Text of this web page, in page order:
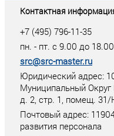
Контактная
+7 (495) 796-11-35
пн. - пт. с 9.00 до 18.00
src@src-master.ru
Юридический адрес:
Муниципальный
д. 2, стр. 1, помещ. 31/
Почтовый адрес:
развития персонала